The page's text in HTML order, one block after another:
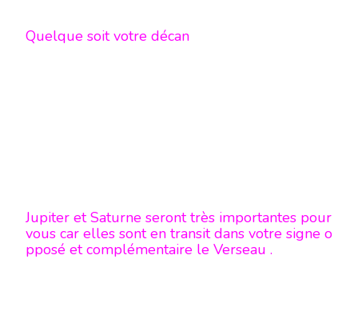
Quelque soit votre décan
Jupiter et Saturne seront très importantes pour
vous car elles sont en transit dans votre signe o
pposé et complémentaire le Verseau .